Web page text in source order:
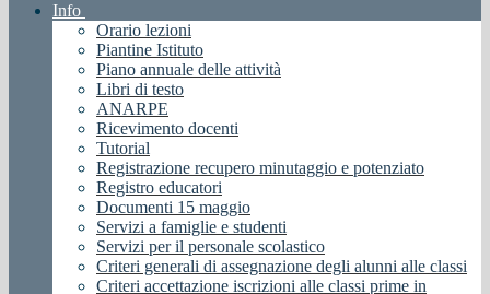
Info
Orario lezioni
Piantine Istituto
Piano annuale delle attività
Libri di testo
ANARPE
Ricevimento docenti
Tutorial
Registrazione recupero minutaggio e potenziato
Registro educatori
Documenti 15 maggio
Servizi a famiglie e studenti
Servizi per il personale scolastico
Criteri generali di assegnazione degli alunni alle classi
Criteri accettazione iscrizioni alle classi prime in